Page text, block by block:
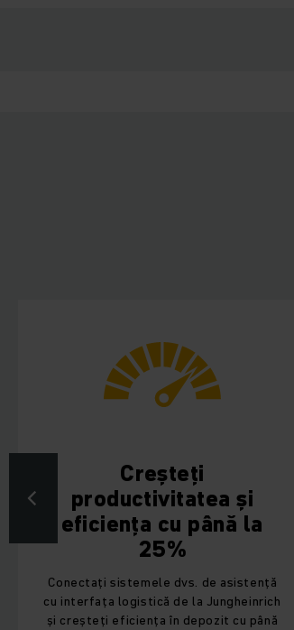
și
cu până la
25%
sistemele dvs. de asistență
logistică de la Jungheinrich
eficiența în depozit cu până